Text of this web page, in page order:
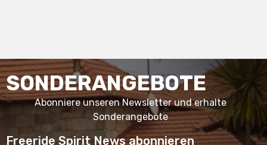
SONDERANGEBOTE
Abonniere unseren Newsletter und erhalte
Sonderangebote
Freeride Spirit News abonnieren